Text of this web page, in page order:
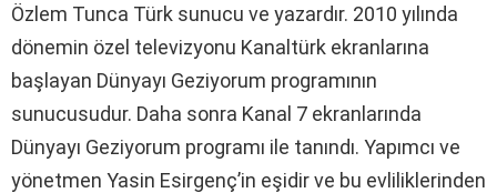
Özlem Tunca Türk sunucu ve yazardır. 2010 yılında
dönemin özel televizyonu Kanaltürk ekranlarına
başlayan Dünyayı Geziyorum programının
sunucusudur. Daha sonra Kanal 7 ekranlarında
Dünyayı Geziyorum programı ile tanındı. Yapımcı ve
yönetmen Yasin Esirgenç’in eşidir ve bu evliliklerinden